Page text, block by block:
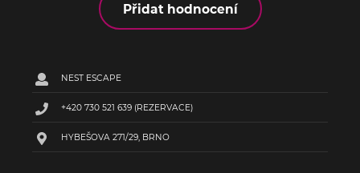
Přidat hodnocení
NEST ESCAPE
+420 730 521 639 (REZERVACE)
HYBEŠOVA 271/29, BRNO